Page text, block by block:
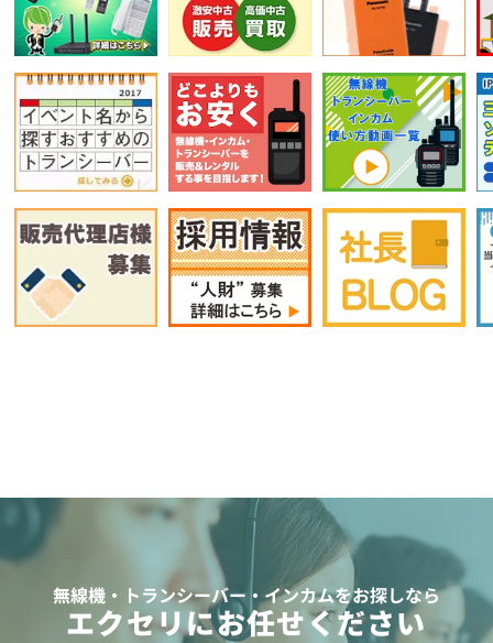
無線機・トランシーバー・インカムをお探しなら
エクセリにお任せください